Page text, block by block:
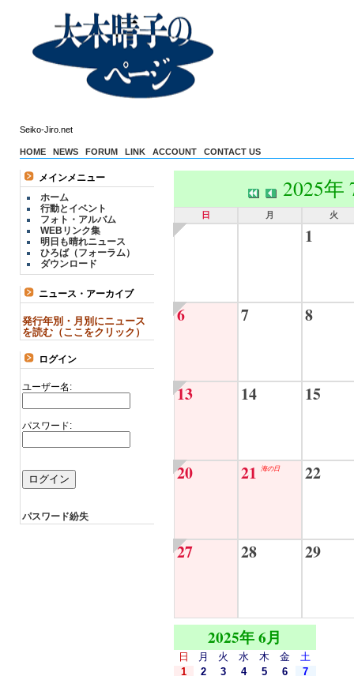
Seiko-Jiro.net
HOME NEWS FORUM LINK ACCOUNT CONTACT US
メインメニュー
ホーム
行動とイベント
フォト・アルバム
WEBリンク集
明日も晴れニュース
ひろば（フォーラム）
ダウンロード
ニュース・アーカイブ
発行年別・月別にニュース
を読む（ここをクリック）
ログイン
ユーザー名:
パスワード:
パスワード紛失
2025年
日 月 火
1
6 7 8
13 14 15
20 21 海の日 22
27 28 29
2025年 6月
日 月 火 水 木 金
土
1
2 3 4 5 6
7